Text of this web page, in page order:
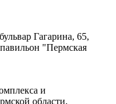
Гагарина, 65,
"Пермская
и
области,